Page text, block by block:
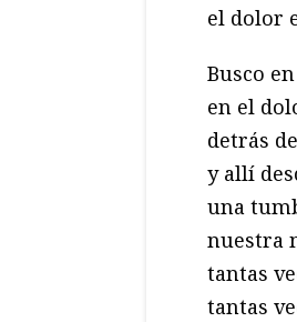
el dolor
Busco
en el
detrás
y allí
una
nuestra
tantas
tantas